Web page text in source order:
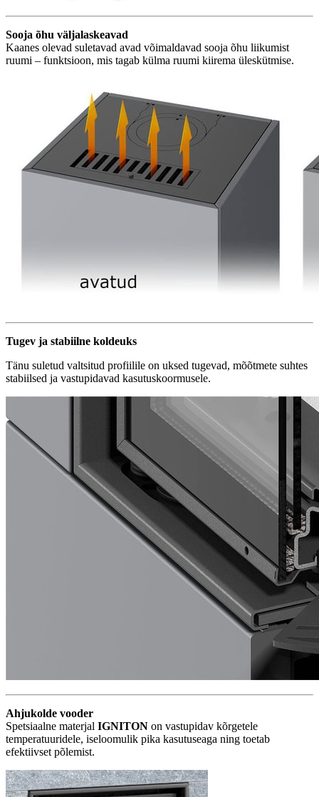
Sooja õhu väljalaskeavad
Kaanes olevad suletavad avad võimaldavad sooja õhu liikumist
ruumi – funktsioon, mis tagab külma ruumi kiirema üleskütmise.
Tugev ja stabiilne koldeuks
Tänu suletud valtsitud profiilile on uksed tugevad, mõõtmete suhtes
stabiilsed ja vastupidavad kasutuskoormusele.
Ahjukolde vooder
Spetsiaalne materjal IGNITON on vastupidav kõrgetele
temperatuuridele, iseloomulik pika kasutuseaga ning toetab
efektiivset põlemist.